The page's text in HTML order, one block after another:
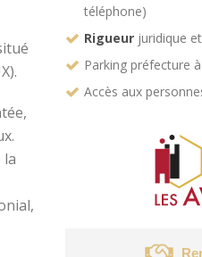
la
téléphone)
Rigueur juridique et
Parking préfecture
Accès aux